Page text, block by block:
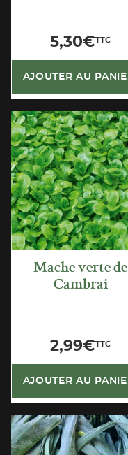
5,30€TTC
AJOUTER AU
Mache verte de
Cambrai
2,99€TTC
AJOUTER AU
APERÇU
RAPIDE